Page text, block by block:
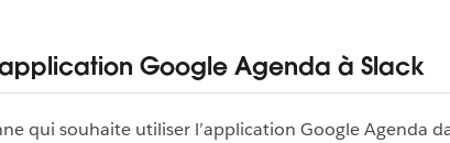
Google Agenda à Slack
qui souhaite utiliser l’application Google Agenda